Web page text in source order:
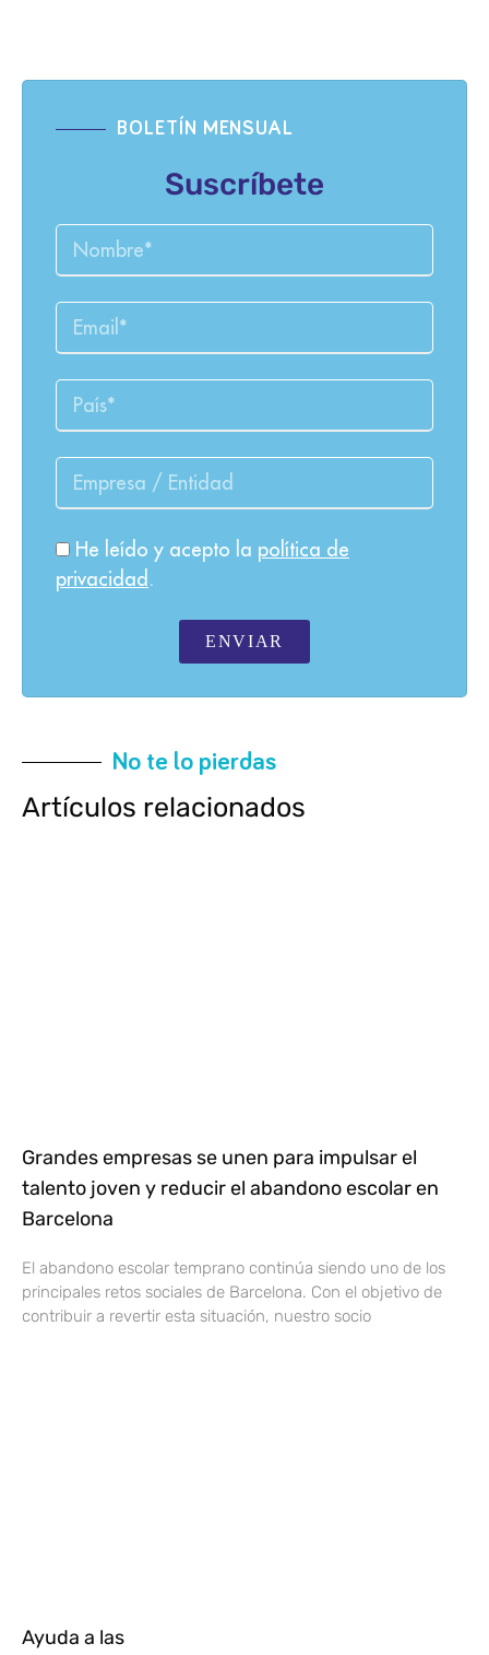
BOLETÍN MENSUAL
Suscríbete
He leído y acepto la política de
privacidad .
ENVIAR
No te lo pierdas
Artículos relacionados
Grandes empresas se unen para impulsar el
talento joven y reducir el abandono escolar en
Barcelona
El abandono escolar temprano continúa siendo uno de los
principales retos sociales de Barcelona. Con el objetivo de
contribuir a revertir esta situación, nuestro socio
Ayuda a las